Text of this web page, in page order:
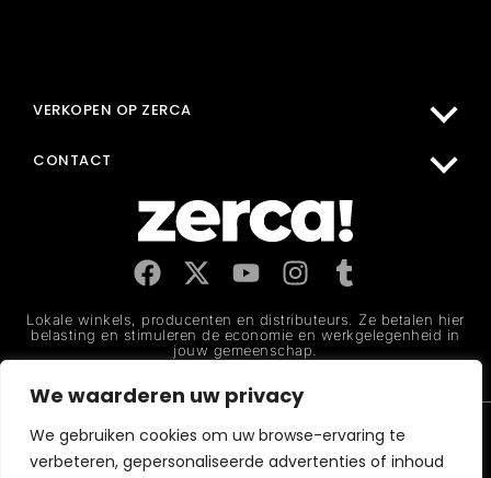
We waarderen uw privacy
We gebruiken cookies om uw browse-ervaring te
verbeteren, gepersonaliseerde advertenties of inhoud
Lokale winkels, producenten en distributeurs. Ze betalen hier
belasting en stimuleren de economie en werkgelegenheid in
jouw gemeenschap.
VERKOPEN OP ZERCA
CONTACT
Juridische kennisgeving Privacybeleid
Cookiebeleid
CERTIFICERING 2026 MejorServicio.es